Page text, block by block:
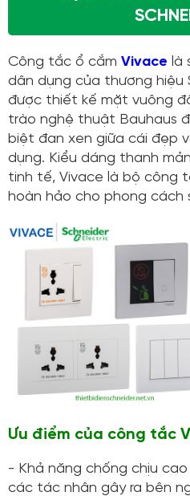
Công tắc ổ cắm Vivace là
dân dụng của thương hiệu
được thiết kế mặt vuông
trào nghệ thuật Bauhaus
biệt đan xen giữa cái đẹp
dụng. Kiểu dáng thanh
tinh tế, Vivace là bộ công
hoàn hảo cho phong cách
Ưu điểm của công tắc
- Khả năng chống chịu
các tác nhân gây ra bên